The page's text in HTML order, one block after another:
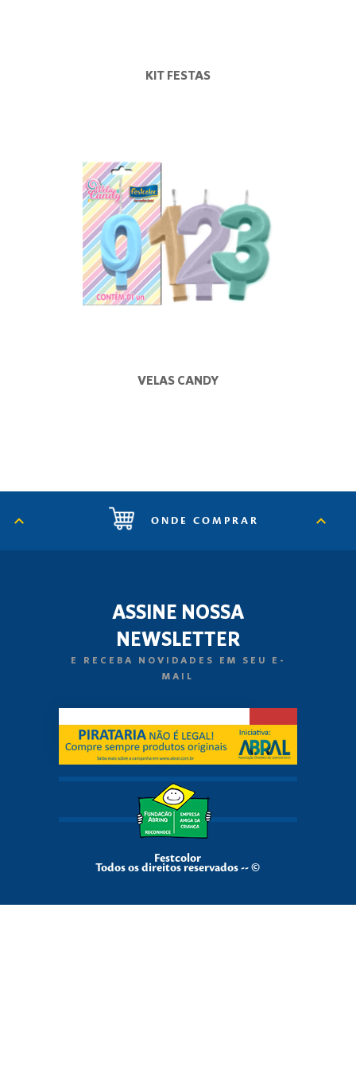
KIT FESTAS
VELAS CANDY
ONDE COMPRAR
ASSINE NOSSA
NEWSLETTER
E RECEBA NOVIDADES EM SEU E-
MAIL
Festcolor
Todos os direitos reservados -- ©